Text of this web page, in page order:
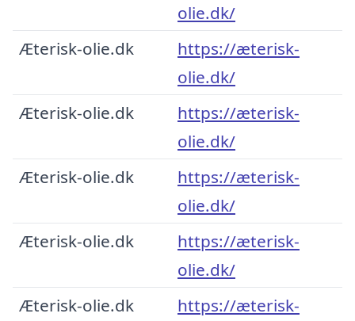
olie.dk/
Æterisk-olie.dk
https://æterisk-
olie.dk/
Æterisk-olie.dk
https://æterisk-
olie.dk/
Æterisk-olie.dk
https://æterisk-
olie.dk/
Æterisk-olie.dk
https://æterisk-
olie.dk/
Æterisk-olie.dk
https://æterisk-